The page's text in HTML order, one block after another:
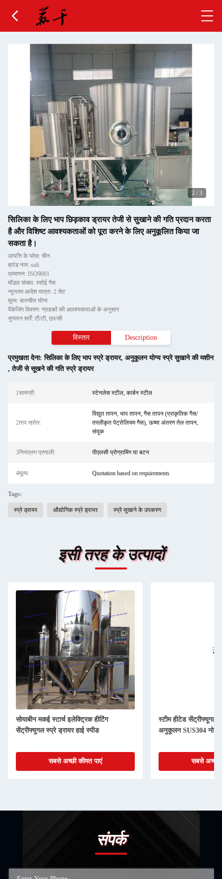
2 / 3
सिलिका के लिए भाप छिड़काव ड्रायर तेजी से सुखाने की गति प्रदान करता
है और विशिष्ट आवश्यकताओं को पूरा करने के लिए अनुकूलित किया जा
सकता है।
उत्पत्ति के प्लेस: चीन
ब्रांड नाम: suli
प्रमाणन: ISO9001
मॉडल संख्या: रसोई गैस
न्यूनतम आदेश मात्रा: 2 सेट
मूल्य: बातचीत योग्य
पैकेजिंग विवरण: ग्राहकों की आवश्यकताओं के अनुसार
भुगतान शर्तें: टी/टी, एल/सी
विस्तार Description
प्रमुखता देना:सिलिका के लिए भाप स्प्रे ड्रायर, अनुकूलन योग्य स्प्रे सुखाने की मशीन
,तेजी से सूखने की गति स्प्रे ड्रायर
1सामग्री: स्टेनलेस स्टील, कार्बन स्टील
2ताप स्रोत:
विद्युत तापन, भाप तापन, गैस तापन (प्राकृतिक गैस/
तरलीकृत पेट्रोलियम गैस), ऊष्मा अंतरण तेल तापन,
संयुक
3नियंत्रण प्रणाली: पीएलसी प्रोग्रामिंग या बटन
4मूल्य: Quotation based on requirements
Tags:
स्प्रे ड्रायर औद्योगिक स्प्रे ड्रायर स्प्रे सुखाने के उपकरण
इसी तरह के उत्पादों
सोयाबीन मकई स्टार्च इलेक्ट्रिक हीटिंग
सेंट्रीफ्यूगल स्प्रे ड्रायर हाई स्पीड
सबसे अच्छी कीमत पाएं
स्टीम हीटेड सेंट्रीफ्यूगल
अनुकूलन SUS304
सबसे अच्छी
संपर्क